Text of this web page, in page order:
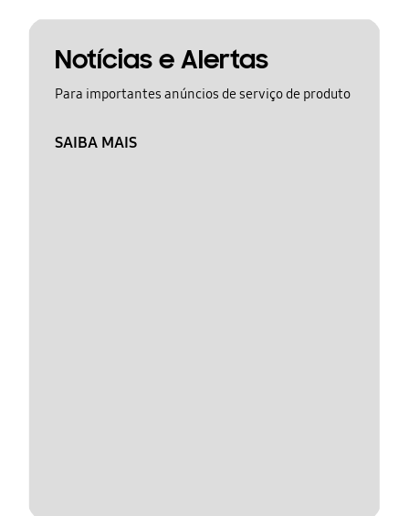
Notícias e Alertas
Para importantes anúncios de serviço de produto
SAIBA MAIS